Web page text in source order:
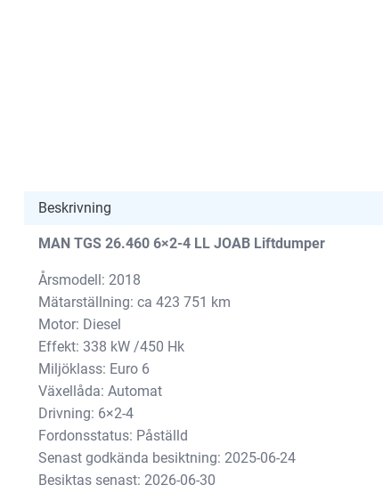
Beskrivning
MAN TGS 26.460 6×2-4 LL JOAB Liftdumper
Årsmodell: 2018
Mätarställning: ca 423 751 km
Motor: Diesel
Effekt: 338 kW /450 Hk
Miljöklass: Euro 6
Växellåda: Automat
Drivning: 6×2-4
Fordonsstatus: Påställd
Senast godkända besiktning: 2025-06-24
Besiktas senast: 2026-06-30
över huvud
taget ska
fungera.
Statistik
För att vi ska
kunna
förbättra
hemsidans
funktionalitet
och
uppbyggnad,
baserat på
hur
hemsidan